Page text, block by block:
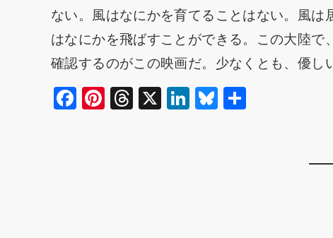
ない。風はなにかを育てることはない。風
はなにかを飛ばすことができる。この大陸
確認するのがこの映画だ。少なくとも、優し
F
Pi
T
X
Li
Bl